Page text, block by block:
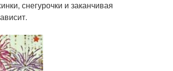
снегурочки и заканчивая